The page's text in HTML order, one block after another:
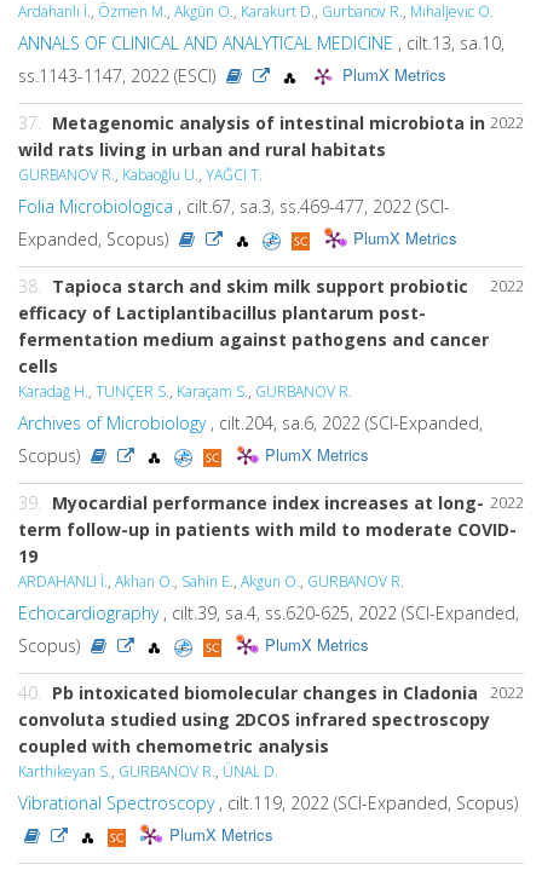
Ardahanlı İ., Özmen M., Akgün O., Karakurt D., Gurbanov R., Mıhaljevıc O.
ANNALS OF CLINICAL AND ANALYTICAL MEDICINE , cilt.13, sa.10,
ss.1143-1147, 2022 (ESCI)
PlumX Metrics
2022
37. Metagenomic analysis of intestinal microbiota in
wild rats living in urban and rural habitats
GURBANOV R., Kabaoğlu U., YAĞCI T.
Folia Microbiologica , cilt.67, sa.3, ss.469-477, 2022 (SCI-
Expanded, Scopus)
PlumX Metrics
2022
38. Tapioca starch and skim milk support probiotic
efficacy of Lactiplantibacillus plantarum post-
fermentation medium against pathogens and cancer
cells
Karadağ H., TUNÇER S., Karaçam S., GURBANOV R.
Archives of Microbiology, cilt.204, sa.6, 2022 (SCI-Expanded,
Scopus)
PlumX Metrics
2022
39. Myocardial performance index increases at long-
term follow-up in patients with mild to moderate COVID-
19
ARDAHANLI İ., Akhan O., Sahin E., Akgun O., GURBANOV R.
Echocardiography, cilt.39, sa.4, ss.620-625, 2022 (SCI-Expanded,
Scopus)
PlumX Metrics
2022
40. Pb intoxicated biomolecular changes in Cladonia
convoluta studied using 2DCOS infrared spectroscopy
coupled with chemometric analysis
Karthikeyan S., GURBANOV R., ÜNAL D.
Vibrational Spectroscopy, cilt.119, 2022 (SCI-Expanded, Scopus)
PlumX Metrics